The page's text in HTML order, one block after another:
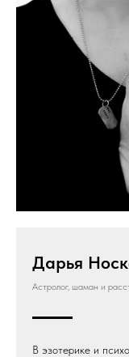
Дарья
Астролог, шаман и
В эзотерике и